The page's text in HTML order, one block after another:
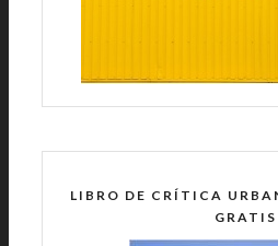
LIBRO DE CRÍTICA
GRATIS